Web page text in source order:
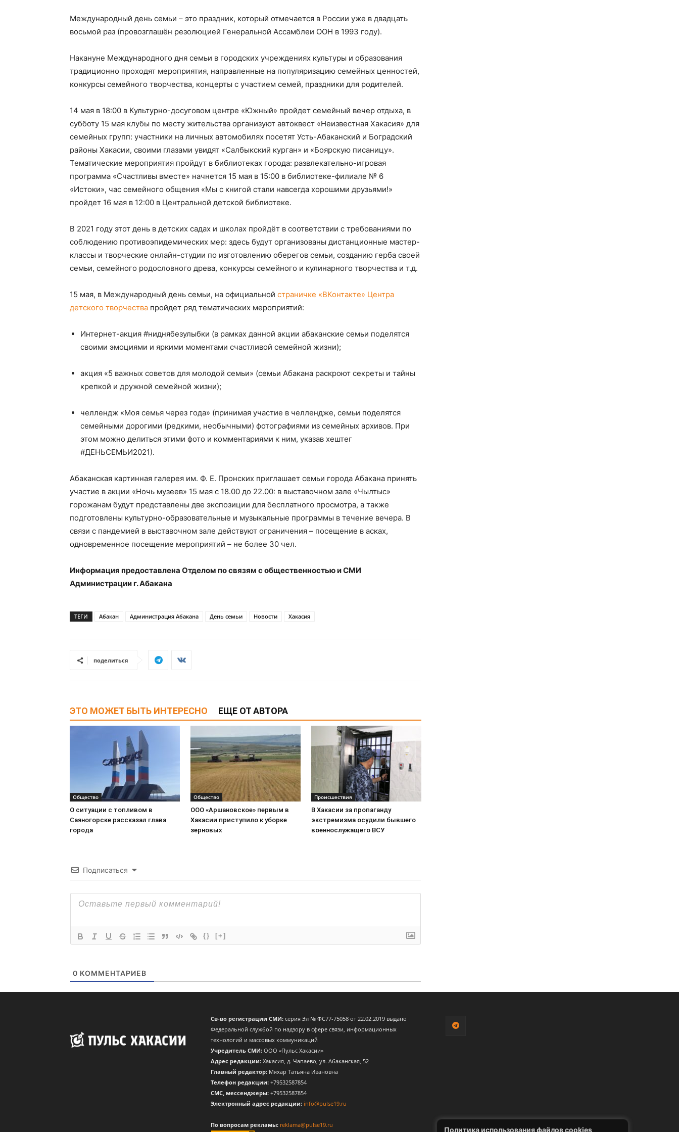
Политика использования файлов cookies
Международный день семьи – это праздник, который отмечается в России уже в двадцать
восьмой раз (провозглашён резолюцией Генеральной Ассамблеи ООН в 1993 году).
Накануне Международного дня семьи в городских учреждениях культуры и образования
традиционно проходят мероприятия, направленные на популяризацию семейных ценностей,
конкурсы семейного творчества, концерты с участием семей, праздники для родителей.
14 мая в 18:00 в Культурно-досуговом центре «Южный» пройдет семейный вечер отдыха, в
субботу 15 мая клубы по месту жительства организуют автоквест «Неизвестная Хакасия» для
семейных групп: участники на личных автомобилях посетят Усть-Абаканский и Боградский
районы Хакасии, своими глазами увидят «Салбыкский курган» и «Боярскую писаницу».
Тематические мероприятия пройдут в библиотеках города: развлекательно-игровая
программа «Счастливы вместе» начнется 15 мая в 15:00 в библиотеке-филиале № 6
«Истоки», час семейного общения «Мы с книгой стали навсегда хорошими друзьями!»
пройдет 16 мая в 12:00 в Центральной детской библиотеке.
В 2021 году этот день в детских садах и школах пройдёт в соответствии с требованиями по
соблюдению противоэпидемических мер: здесь будут организованы дистанционные мастер-
классы и творческие онлайн-студии по изготовлению оберегов семьи, созданию герба своей
семьи, семейного родословного древа, конкурсы семейного и кулинарного творчества и т.д.
15 мая, в Международный день семьи, на официальной страничке «ВКонтакте» Центра
детского творчества пройдет ряд тематических мероприятий:
Интернет-акция #ниднябезулыбки (в рамках данной акции абаканские семьи поделятся
своими эмоциями и яркими моментами счастливой семейной жизни);
акция «5 важных советов для молодой семьи» (семьи Абакана раскроют секреты и тайны
крепкой и дружной семейной жизни);
челлендж «Моя семья через года» (принимая участие в челлендже, семьи поделятся
семейными дорогими (редкими, необычными) фотографиями из семейных архивов. При
этом можно делиться этими фото и комментариями к ним, указав хештег
#ДЕНЬСЕМЬИ2021).
Абаканская картинная галерея им. Ф. Е. Пронских приглашает семьи города Абакана принять
участие в акции «Ночь музеев» 15 мая с 18.00 до 22.00: в выставочном зале «Чылтыс»
горожанам будут представлены две экспозиции для бесплатного просмотра, а также
подготовлены культурно-образовательные и музыкальные программы в течение вечера. В
связи с пандемией в выставочном зале действуют ограничения – посещение в асках,
одновременное посещение мероприятий – не более 30 чел.
Информация предоставлена Отделом по связям с общественностью и СМИ
Администрации г. Абакана
ТЕГИ Абакан Администрация Абакана День семьи Новости Хакасия
поделиться
ЭТО МОЖЕТ БЫТЬ ИНТЕРЕСНО ЕЩЕ ОТ АВТОРА
Общество
О ситуации с топливом в
Саяногорске рассказал глава
города
Общество
ООО «Аршановское» первым в
Хакасии приступило к уборке
зерновых
Происшествия
В Хакасии за пропаганду
экстремизма осудили бывшего
военнослужащего ВСУ
Подписаться
{} [+]
0 КОММЕНТАРИЕВ
Св-во регистрации СМИ: серия Эл № ФС77-75058 от 22.02.2019 выдано
Федеральной службой по надзору в сфере связи, информационных
технологий и массовых коммуникаций
Учредитель СМИ: ООО «Пульс Хакасии»
Адрес редакции: Хакасия, д. Чапаево, ул. Абаканская, 52
Главный редактор: Мяхар Татьяна Ивановна
Телефон редакции: +79532587854
CМС, мессенджеры: +79532587854
Электронный адрес редакции: info@pulse19.ru
По вопросам рекламы: reklama@pulse19.ru